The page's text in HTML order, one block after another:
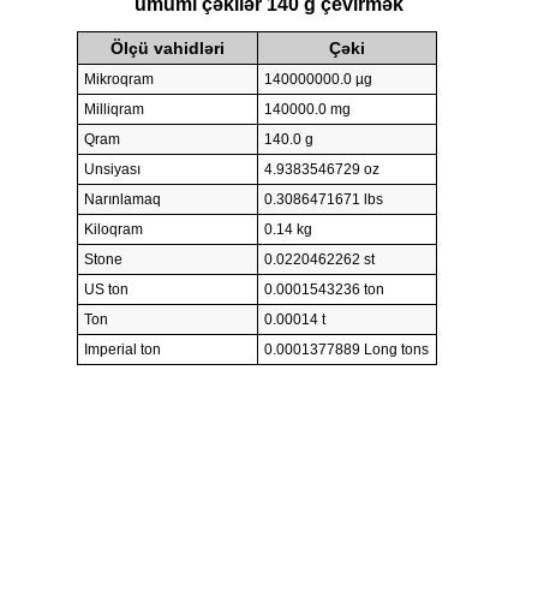
ümumi çəkilər 140 g çevirmək
Ölçü vahidləri Çəki
Mikroqram
140000000.0 µg
Milliqram
140000.0 mg
Qram
140.0 g
Unsiyası
4.9383546729 oz
Narınlamaq
0.3086471671 lbs
Kiloqram
0.14 kg
Stone
0.0220462262 st
US ton
0.0001543236 ton
Ton
0.00014 t
Imperial ton
0.0001377889 Long tons